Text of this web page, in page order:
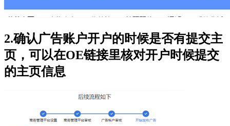
2.确认广告账户开户的时候是否有提交主
页，可以在OE链接里核对开户时候提交
的主页信息